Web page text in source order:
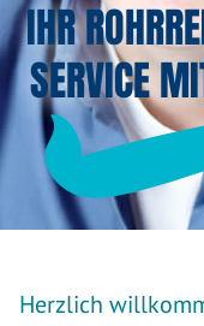
IHR
SERVICE
Herzlich